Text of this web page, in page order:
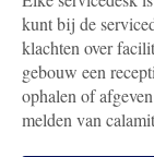
kunt bij de
klachten over
gebouw een
ophalen of
melden van